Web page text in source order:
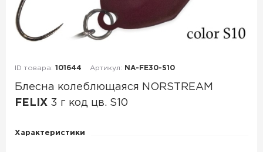
ID товара: 101644 Артикул: NA-FE30-S10
Блесна колеблющаяся NORSTREAM
FELIX 3 г код цв. S10
Блесна
Характеристики